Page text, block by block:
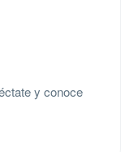
y conoce